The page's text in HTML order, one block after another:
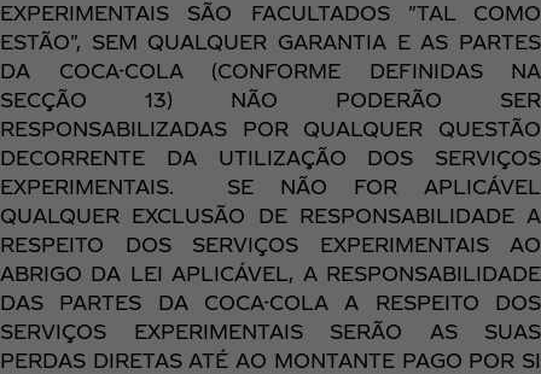
EXPERIMENTAIS SÃO FACULTADOS "TAL COMO
ESTÃO", SEM QUALQUER GARANTIA E AS PARTES
DA COCA-COLA (CONFORME DEFINIDAS NA
SECÇÃO 13) NÃO PODERÃO SER
RESPONSABILIZADAS POR QUALQUER QUESTÃO
DECORRENTE DA UTILIZAÇÃO DOS SERVIÇOS
EXPERIMENTAIS. SE NÃO FOR APLICÁVEL
QUALQUER EXCLUSÃO DE RESPONSABILIDADE A
RESPEITO DOS SERVIÇOS EXPERIMENTAIS AO
ABRIGO DA LEI APLICÁVEL, A RESPONSABILIDADE
DAS PARTES DA COCA-COLA A RESPEITO DOS
SERVIÇOS EXPERIMENTAIS SERÃO AS SUAS
PERDAS DIRETAS ATÉ AO MONTANTE PAGO POR SI